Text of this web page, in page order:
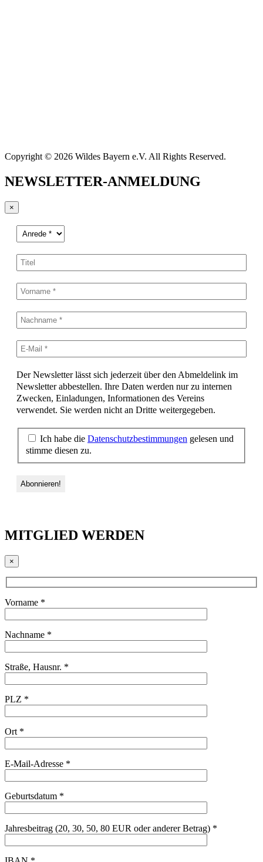
Copyright © 2026 Wildes Bayern e.V. All Rights Reserved.
NEWSLETTER-ANMELDUNG
×
Der Newsletter lässt sich jederzeit über den Abmeldelink im
Newsletter abbestellen. Ihre Daten werden nur zu internen
Zwecken, Einladungen, Informationen des Vereins
verwendet. Sie werden nicht an Dritte weitergegeben.
Ich habe die Datenschutzbestimmungen gelesen und
stimme diesen zu.
MITGLIED WERDEN
×
Vorname *
Nachname *
Straße, Hausnr. *
PLZ *
Ort *
E-Mail-Adresse *
Geburtsdatum *
Jahresbeitrag (20, 30, 50, 80 EUR oder anderer Betrag) *